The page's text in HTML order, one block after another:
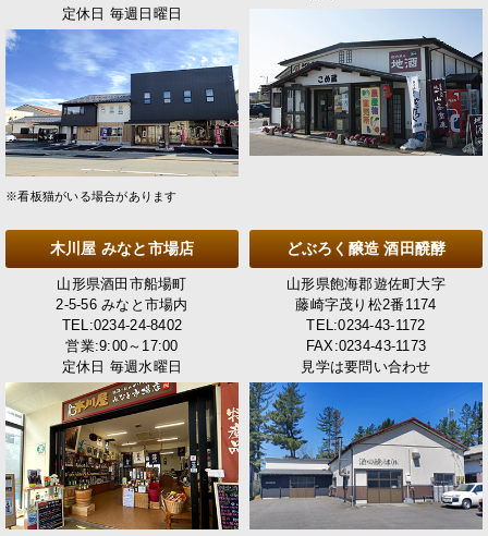
定休日 毎週日曜日
※看板猫がいる場合があります
木川屋 みなと市場店
山形県酒田市船場町
2-5-56 みなと市場内
TEL:0234-24-8402
営業:9:00～17:00
定休日 毎週水曜日
どぶろく醸造 酒田醗酵
山形県飽海郡遊佐町大字
藤崎字茂り松2番1174
TEL:0234-43-1172
FAX:0234-43-1173
見学は要問い合わせ